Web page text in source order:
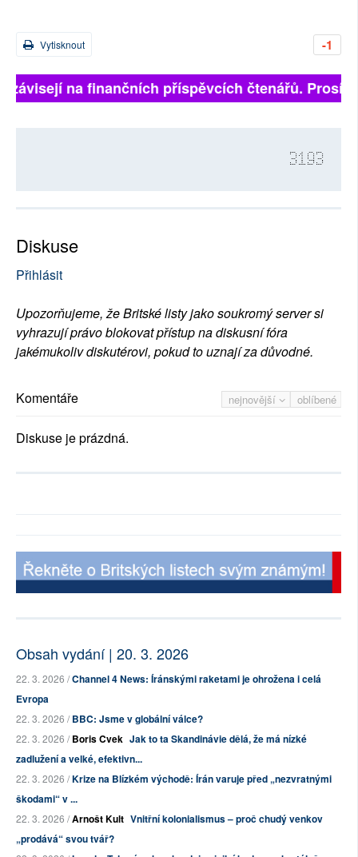
-1
Vytisknout
na finančních příspěvcích čtenářů.
3193
Diskuse
Přihlásit
Upozorňujeme, že Britské listy jako soukromý server si
vyhrazují právo blokovat přístup na diskusní fóra
jakémukoliv diskutérovi, pokud to uznají za důvodné.
nejnovější oblíbené
Komentáře
Diskuse je prázdná.
Obsah vydání | 20. 3. 2026
22. 3. 2026 /Channel 4 News: Íránskými raketami je ohrožena i celá
Evropa
22. 3. 2026 /BBC: Jsme v globální válce?
22. 3. 2026 /Boris Cvek Jak to ta Skandinávie dělá, že má nízké
zadlužení a velké, efektivn...
22. 3. 2026 /Krize na Blízkém východě: Írán varuje před „nezvratnými
škodami“ v ...
22. 3. 2026 /Arnošt Kult Vnitřní kolonialismus – proč chudý venkov
„prodává“ svou tvář?